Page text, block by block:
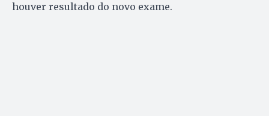
houver resultado do novo exame.